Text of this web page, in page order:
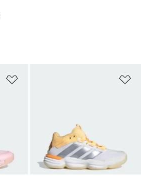
Προσθήκη στη Λίστα Επιθυμιών